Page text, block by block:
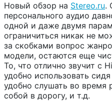
Новый обзор на Stereo.ru.
персонального аудио
одной и даже двумя
ограничиться никак не
за скобками вопрос
модели, остаются еще
То, что отлично звучит с
удобно использовать
удобно слушать во время
собой в дорогу, и т.д.